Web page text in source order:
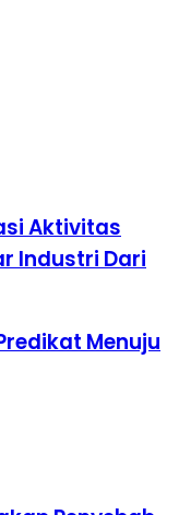
Aktivitas
Industri Dari
Menuju